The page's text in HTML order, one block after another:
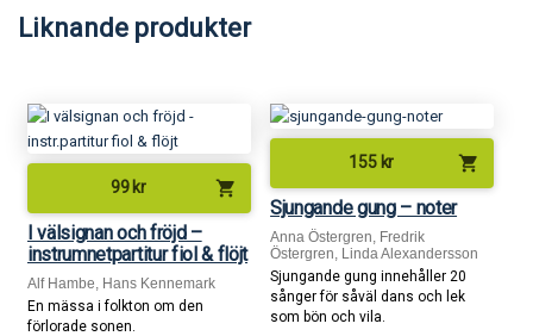
Liknande produkter
99 kr shopping_cart
I välsignan och fröjd –
instrumnetpartitur fiol & flöjt
Alf Hambe, Hans Kennemark
En mässa i folkton om den
förlorade sonen.
155 kr shopping_cart
Sjungande gung – noter
Anna Östergren, Fredrik
Östergren, Linda Alexandersson
Sjungande gung innehåller 20
sånger för såväl dans och lek
som bön och vila.